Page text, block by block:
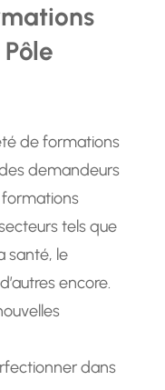
de formations
demandeurs
formations
tels que
santé, le
encore.
dans